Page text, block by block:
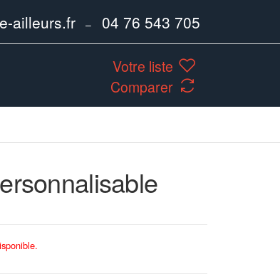
ailleurs.fr – 04 76 543 705
Votre liste
Comparer